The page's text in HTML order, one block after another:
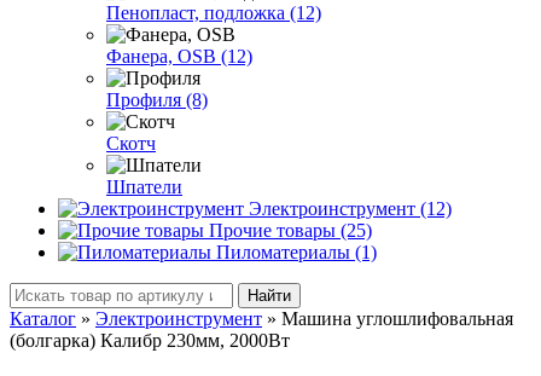
Пенопласт, подложка (12)
Фанера, OSB (12)
Профиля (8)
Скотч
Шпатели
Электроинструмент (12)
Прочие товары (25)
Пиломатериалы (1)
Найти
Каталог » Электроинструмент » Машина углошлифовальная
(болгарка) Калибр 230мм, 2000Вт